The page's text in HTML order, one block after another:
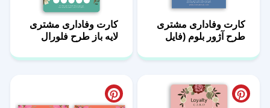
کارت وفاداری مشتری
طرح آژور بلوم (فایل
متن)
کارت وفاداری مشتری
لایه باز طرح فلورال